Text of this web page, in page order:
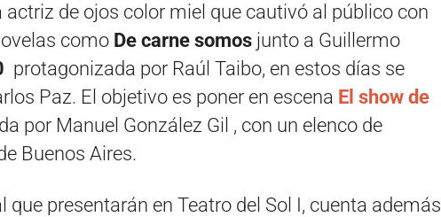
actriz de ojos color miel que cautivó al público con
como De carne somos junto a Guillermo
protagonizada por Raúl Taibo, en estos días se
Paz. El objetivo es poner en escena El show de
por Manuel González Gil , con un elenco de
Buenos Aires.
que presentarán en Teatro del Sol I, cuenta además